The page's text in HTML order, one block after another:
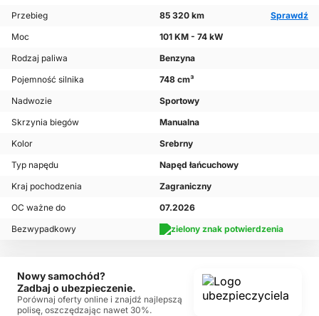
Przebieg
85 320 km
Sprawdź
Moc
101 KM - 74 kW
Rodzaj paliwa
Benzyna
Pojemność silnika
748 cm³
Nadwozie
Sportowy
Skrzynia biegów
Manualna
Kolor
Srebrny
Typ napędu
Napęd łańcuchowy
Kraj pochodzenia
Zagraniczny
OC ważne do
07.2026
Bezwypadkowy
Nowy samochód?
Zadbaj o ubezpieczenie.
Porównaj oferty online i znajdź najlepszą
polisę, oszczędzając nawet 30%.